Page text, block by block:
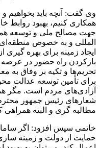
وی گفت: آنچه باید بخواهیم
همکاری کنیم، بهبود روابط
جهت مصالح ملی و توسعه
المللی و به خصوص
ایجاد زمینه برای بهره
بازکردن راه حضور در عرصه
تحریم‌ها و تکیه بر وفاق
برای تأمین توسعه عدالت
آزادی‌های مردم است. مگر
شعار‌های رئیس جمهور محترم
مطالبه گری و البته همراهی
خاتمی سپس افزود: اگر
حمایت از دولت و زمینه